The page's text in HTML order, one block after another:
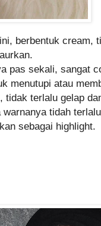
berbentuk cream,
pas sekali, sangat
menutupi atau
tidak terlalu gelap
tidah
sebagai highlight.